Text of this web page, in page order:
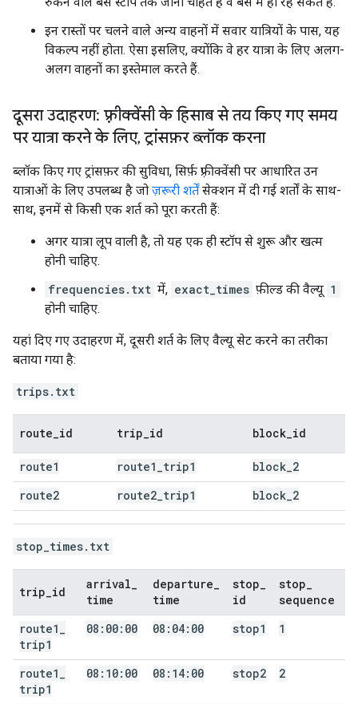
इन रास्तों पर चलने वाले अन्य वाहनों में सवार यात्रियों के पास, यह
विकल्प नहीं होता. ऐसा इसलिए, क्योंकि वे हर यात्रा के लिए अलग-
अलग वाहनों का इस्तेमाल करते हैं.
दूसरा उदाहरण: फ़्रीक्वेंसी के हिसाब से तय किए गए समय
पर यात्रा करने के लिए, ट्रांसफ़र ब्लॉक करना
ब्लॉक किए गए ट्रांसफ़र की सुविधा, सिर्फ़ फ़्रीक्वेंसी पर आधारित उन
यात्राओं के लिए उपलब्ध है जो ज़रूरी शर्तेंसेक्शन में दी गई शर्तों के साथ-
साथ, इनमें से किसी एक शर्त को पूरा करती हैं:
अगर यात्रा लूप वाली है, तो यह एक ही स्टॉप से शुरू और खत्म
होनी चाहिए.
frequencies.txt में, exact_times फ़ील्ड की वैल्यू 1
होनी चाहिए.
यहां दिए गए उदाहरण में, दूसरी शर्त के लिए वैल्यू सेट करने का तरीका
बताया गया है:
trips.txt
route id trip id block id
route1 route1 trip1 block 2
route2
route2 trip1 block 2
stop_times.txt
trip id
arrival
time
departure
time
stop
id
stop
sequence
route1
trip1
08:00:00 08:04:00 stop1 1
route1
trip1
08:10:00 08:14:00 stop2 2